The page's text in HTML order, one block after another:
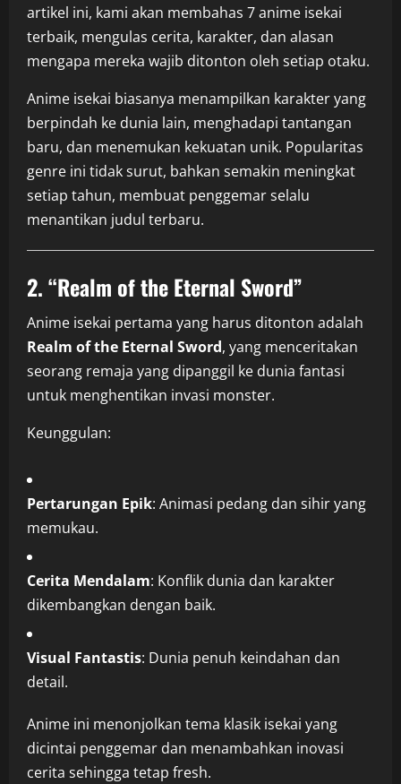
artikel ini, kami akan membahas 7 anime isekai
terbaik, mengulas cerita, karakter, dan alasan
mengapa mereka wajib ditonton oleh setiap otaku.
Anime isekai biasanya menampilkan karakter yang
berpindah ke dunia lain, menghadapi tantangan
baru, dan menemukan kekuatan unik. Popularitas
genre ini tidak surut, bahkan semakin meningkat
setiap tahun, membuat penggemar selalu
menantikan judul terbaru.
2.“Realm of the Eternal Sword”
Anime isekai pertama yang harus ditonton adalah
Realm of the Eternal Sword, yang menceritakan
seorang remaja yang dipanggil ke dunia fantasi
untuk menghentikan invasi monster.
Keunggulan:
Pertarungan Epik: Animasi pedang dan sihir yang
memukau.
Cerita Mendalam: Konflik dunia dan karakter
dikembangkan dengan baik.
Visual Fantastis: Dunia penuh keindahan dan
detail.
Anime ini menonjolkan tema klasik isekai yang
dicintai penggemar dan menambahkan inovasi
cerita sehingga tetap fresh.